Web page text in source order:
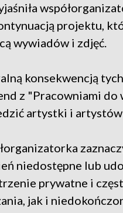
projektu,
wywiadów i zdjęć.
konsekwencją
z "Pracowniami do
artystki i
niedostępne lub
prywatne i
jak i